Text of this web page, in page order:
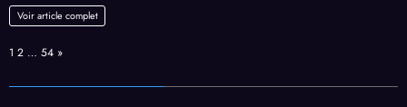
Voir article complet
Page:
1 2 … 54 Next
»